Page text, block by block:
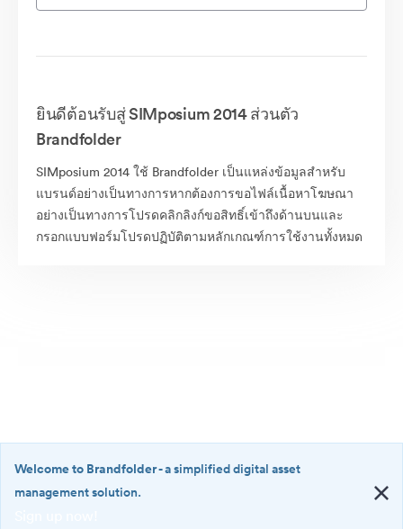
ยินดีต้อนรับสู่ SIMposium 2014 ส่วนตัว
Brandfolder
SIMposium 2014 ใช้ Brandfolder เป็นแหล่งข้อมูลสำหรับ
แบรนด์อย่างเป็นทางการหากต้องการขอไฟล์เนื้อหาโฆษณา
อย่างเป็นทางการโปรดคลิกลิงก์ขอสิทธิ์เข้าถึงด้านบนและ
กรอกแบบฟอร์มโปรดปฏิบัติตามหลักเกณฑ์การใช้งานทั้งหมด
Welcome to Brandfolder- a simplified digital asset
management solution.